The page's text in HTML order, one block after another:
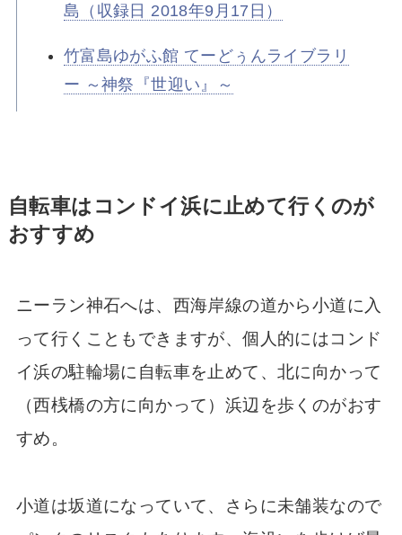
島（収録日 2018年9月17日）
竹富島ゆがふ館 てーどぅんライブラリ
ー ～神祭『世迎い』～
自転車はコンドイ浜に止めて行くのが
おすすめ
ニーラン神石へは、西海岸線の道から小道に入
って行くこともできますが、個人的にはコンド
イ浜の駐輪場に自転車を止めて、北に向かって
（西桟橋の方に向かって）浜辺を歩くのがおす
すめ。
小道は坂道になっていて、さらに未舗装なので